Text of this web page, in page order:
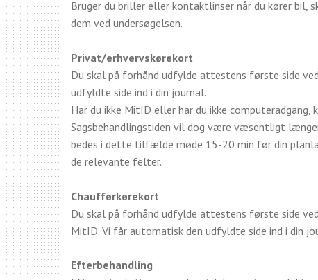
Bruger du briller eller kontaktlinser når du kører bil,
dem ved undersøgelsen.
Privat/erhvervskørekort
Du skal på forhånd udfylde attestens første side
udfyldte side ind i din journal.
Har du ikke MitID eller har du ikke
Sagsbehandlingstiden vil dog være væsentligt
bedes i dette tilfælde møde 15-20 min før din
de relevante felter.
Chaufførkørekort
Du skal på forhånd udfylde attestens første side
MitID. Vi får automatisk den udfyldte side ind i din
Efterbehandling